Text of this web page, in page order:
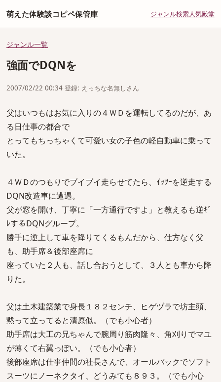
萌えた体験談コピペ保管庫 ジャンル検索人気殿堂
ジャンル一覧
強面でDQNを
2007/02/22 00:34 登録: えっちな名無しさん
父はいつもはお気に入りの４ＷＤを運転してるのだが、あ
る日仕事の都合で
とってもちっちゃくて可愛い女の子色の軽自動車に乗って
いた。
４ＷＤのつもりでブイブイ走らせてたら、ｲｯﾂｰを逆走する
DQN改造車に遭遇。
父が窓を開け、丁寧に「一方通行ですよ」と教えるも逆ｷﾞ
ﾚするDQNグループ。
勝手に逆上して車を降りてくるもんだから、仕方なく父
も、助手席＆後部座席に
座っていた２人も、話し合おうとして、３人とも車から降
りた。
父は土木建築業で身長１８２センチ、ヒゲヅラで坊主頭、
黙って立ってると清原似。（でも小心者）
助手席は大工の兄ちゃんで腕周り筋肉隆々、角刈りでマユ
が薄くて右翼っぽい。（でも小心者）
後部座席は仕事仲間の社長さんで、オールバックでソフト
スーツにノーネクタイ、どうみても８９３。（でも小心